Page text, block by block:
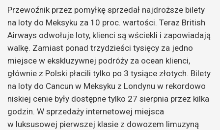
Przewoźnik przez pomyłkę sprzedał najdroższe bilety
na loty do Meksyku za 10 proc. wartości. Teraz British
Airways odwołuje loty, klienci są wściekli i zapowiadają
walkę. Zamiast ponad trzydzieści tysięcy za jedno
miejsce w ekskluzywnej podróży za ocean klienci,
głównie z Polski płacili tylko po 3 tysiące złotych. Bilety
na loty do Cancun w Meksyku z Londynu w rekordowo
niskiej cenie były dostępne tylko 27 sierpnia przez kilka
godzin. W sprzedaży internetowej miejsca
w luksusowej pierwszej klasie z dowozem limuzyną